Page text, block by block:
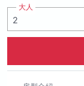
大人